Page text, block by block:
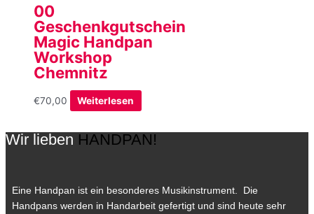
00
Geschenkgutschein
Magic Handpan
Workshop
Chemnitz
€70,00 Weiterlesen
Wir lieben HANDPAN!
Eine Handpan ist ein besonderes Musikinstrument. Die
Handpans werden in Handarbeit gefertigt und sind heute sehr